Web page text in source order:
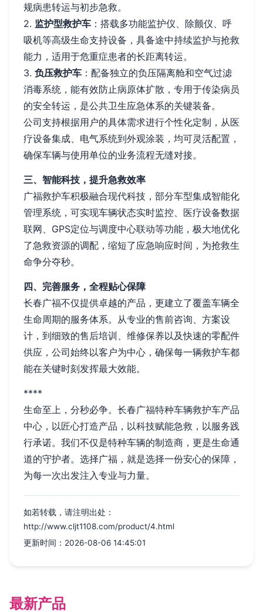
规病患转运与初步急救。
2. 监护型救护车 ：搭载多功能监护仪、除颤仪、呼
吸机等高级生命支持设备，具备途中持续监护与抢救
能力，适用于危重症患者的长距离转运。
3. 负压救护车 ：配备独立的负压隔离舱和空气过滤
消毒系统，能有效防止病原体扩散，专用于传染病员
的安全转运，是公共卫生应急体系的关键装备。
公司支持根据用户的具体需求进行个性化定制，从医
疗设备集成、电气系统到外观涂装，均可灵活配置，
确保车辆与使用单位的业务流程无缝对接。
三、智能科技，提升急救效率
广福救护车积极融合现代科技，部分车型集成智能化
管理系统，可实现车辆状态实时监控、医疗设备数据
联网、GPS定位与调度中心联动等功能，极大地优化
了急救资源的调配，缩短了应急响应时间，为抢救生
命争分夺秒。
四、完善服务，全程贴心保障
长春广福不仅提供卓越的产品，更建立了覆盖车辆全
生命周期的服务体系。从专业的售前咨询、方案设
计，到细致的售后培训、维修保养以及快速的零配件
供应，公司始终以客户为中心，确保每一辆救护车都
能在关键时刻发挥最大效能。
****
生命至上，分秒必争。长春广福特种车辆救护车产品
中心，以匠心打造产品，以科技赋能急救，以服务践
行承诺。我们不仅是特种车辆的制造商，更是生命通
道的守护者。选择广福，就是选择一份安心的保障，
为每一次出发注入专业与力量。
如若转载，请注明出处：
http://www.cljt1108.com/product/4.html
更新时间：2026-08-06 14:45:01
最新产品